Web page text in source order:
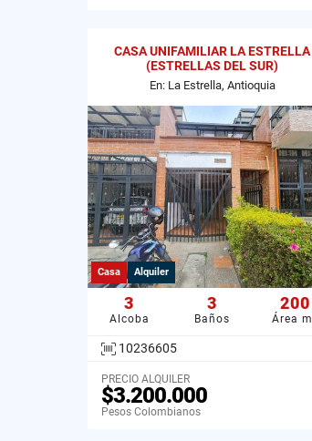
CASA UNIFAMILIAR LA ESTRELLA
(ESTRELLAS DEL SUR)
En: La Estrella, Antioquia
Casa Alquiler
3
Alcoba
3
Baños
200
Área m
10236605
PRECIO ALQUILER
$3.200.000
Pesos Colombianos